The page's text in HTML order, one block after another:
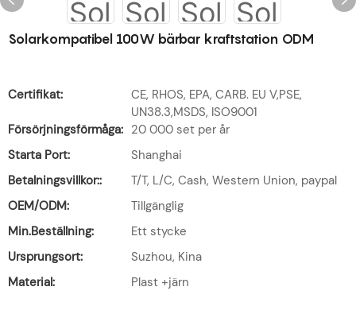
Solarkompatibel 100W bärbar kraftstation ODM
Certifikat:
CE, RHOS, EPA, CARB. EU V,PSE,
UN38.3,MSDS, ISO9001
Försörjningsförmåga: 20 000 set per år
Starta Port:
Shanghai
Betalningsvillkor::
T/T, L/C, Cash, Western Union, paypal
OEM/ODM:
Tillgänglig
Min.Beställning:
Ett stycke
Ursprungsort:
Suzhou, Kina
Material:
Plast +järn